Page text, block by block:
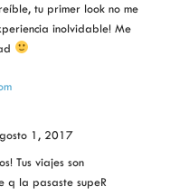
tu primer look no me
inolvidable! Me
1, 2017
Tus viajes son
q la pasaste supeR